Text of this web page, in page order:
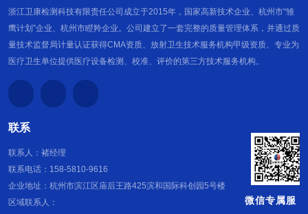
浙江卫康检测科技有限责任公司成立于2015年，国家高新技术企业、杭州市“雏
鹰计划”企业、杭州市瞪羚企业。公司建立了一套完整的质量管理体系，并通过质
量技术监督局计量认证获得CMA资质、放射卫生技术服务机构甲级资质、专业为
医疗卫生单位提供医疗设备检测、校准、评价的第三方技术服务机构。
联系
联系人：褚经理
联系电话：158-5810-9616
企业地址：杭州市滨江区庙后王路425滨和国际科创园5号楼
区域联系人：
微信专属服